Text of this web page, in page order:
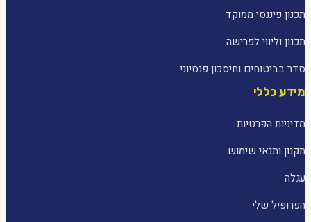
תכנון פיננסי ממוקד
תכנון וליווי לפרישה
סדר בביטוחים וחיסכון פנסיוני
מידע כללי
מדיניות הפרטיות
תקנון ותנאי שימוש
עגלה
הפרופיל שלי